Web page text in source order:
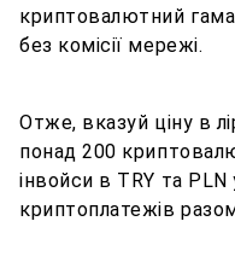
криптовалютний
без комісії мережі.
Отже, вказуй ціну в
понад 200
інвойси в TRY та PLN
криптоплатежів